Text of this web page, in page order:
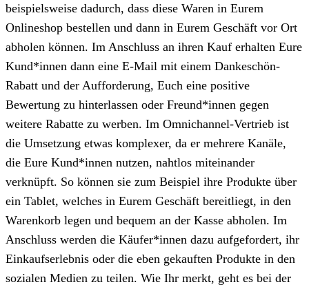
beispielsweise dadurch, dass diese Waren in Eurem
Onlineshop bestellen und dann in Eurem Geschäft vor Ort
abholen können. Im Anschluss an ihren Kauf erhalten Eure
Kund*innen dann eine E-Mail mit einem Dankeschön-
Rabatt und der Aufforderung, Euch eine positive
Bewertung zu hinterlassen oder Freund*innen gegen
weitere Rabatte zu werben. Im Omnichannel-Vertrieb ist
die Umsetzung etwas komplexer, da er mehrere Kanäle,
die Eure Kund*innen nutzen, nahtlos miteinander
verknüpft. So können sie zum Beispiel ihre Produkte über
ein Tablet, welches in Eurem Geschäft bereitliegt, in den
Warenkorb legen und bequem an der Kasse abholen. Im
Anschluss werden die Käufer*innen dazu aufgefordert, ihr
Einkaufserlebnis oder die eben gekauften Produkte in den
sozialen Medien zu teilen. Wie Ihr merkt, geht es bei der